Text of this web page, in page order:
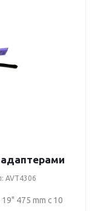
AVT4306
475 mm c 10